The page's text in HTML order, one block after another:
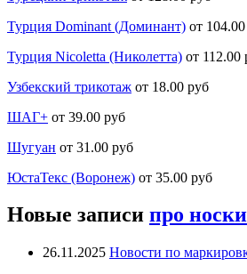
Турция Dominant (Доминант) от
Турция Nicoletta (Николетта) от 112.00
Узбекский трикотаж от 18.00 руб
ШАГ+ от 39.00 руб
Шугуан от 31.00 руб
ЮстаТекс (Воронеж) от 35.00 руб
Новые записи про носки
26.11.2025 Новости по